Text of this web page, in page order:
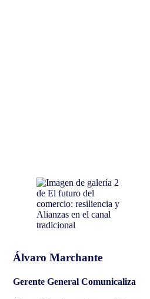
Álvaro Marchante
Gerente General Comunicaliza